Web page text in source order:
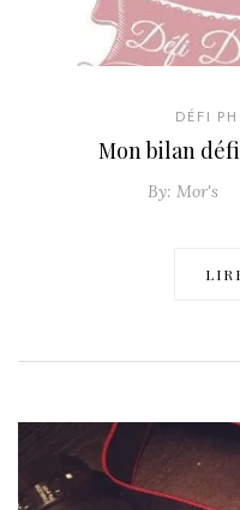
DÉFI
Mon bilan
By: Mor's